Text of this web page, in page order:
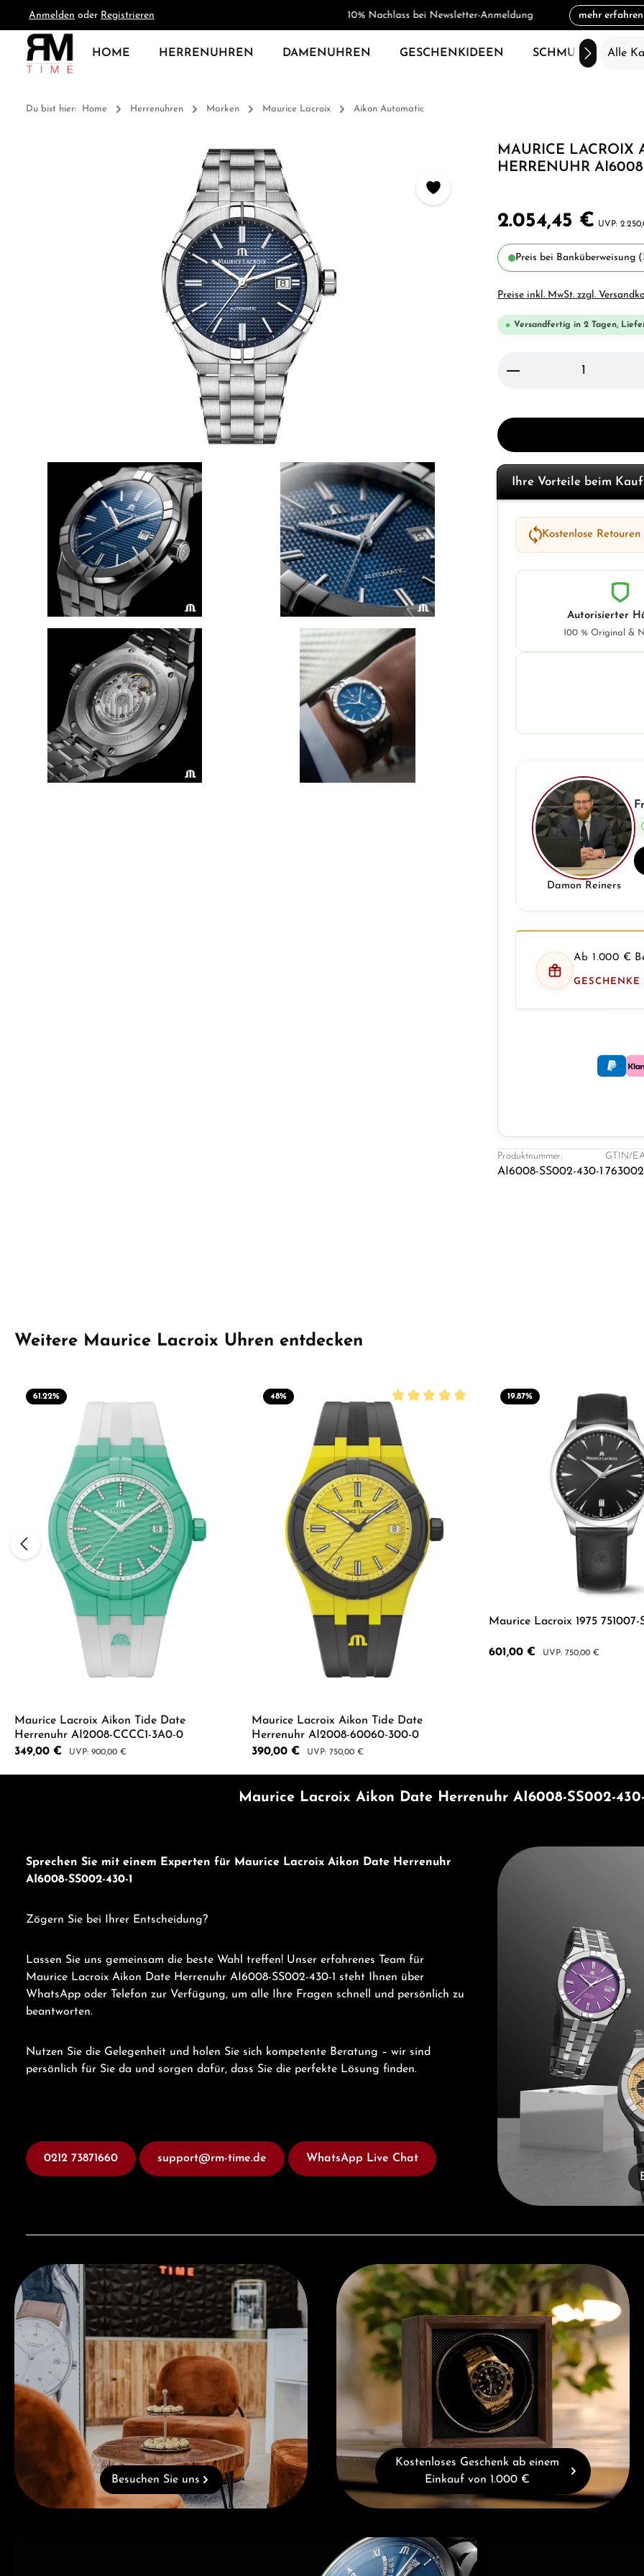
Zur Hauptnavigation springen
Anmelden oder Registrieren 10% Nachlass bei Newsletter-Anmeldung mehr erfahren
HOME HERRENUHREN DAMENUHREN GESCHENKIDEEN SCHMUCK Alle
Du bist hier: Home Herrenuhren Marken Maurice Lacroix Aikon Automatic
MAURICE LACROIX
HERRENUHR
2.054,45 €
Preis bei Banküberweisung
Preise inkl. MwSt. zzgl.
Versandfertig in 2 Tagen,
Produkt Anzahl:
Ihre Vorteile beim
Kostenlose
Autorisierter
100 % Original &
Damon Reiners
Ab 1.000 €
GESCHENKE
Produktnummer:
AI6008-SS002-430-1
GTIN/
Produktgalerie überspringen
Weitere Maurice Lacroix Uhren entdecken
61.22%
Maurice Lacroix Aikon Tide Date
Herrenuhr AI2008-CCCC1-3A0-0
Verkaufspreis:
349,00 € Regulärer Preis:
900,00 €
Produkt Anzahl: Gib den gewünschten Wert ein oder benutze die
48%
Durchschnittliche Bewertung von 5 von 5 Sternen
Maurice Lacroix Aikon Tide Date
Herrenuhr AI2008-60060-300-0
Verkaufspreis:
390,00 € Regulärer Preis:
750,00 €
Produkt Anzahl: Gib den gewünschten Wert ein
19.87%
Maurice Lacroix 1975 751007-
Verkaufspreis:
601,00 € Regulärer Preis:
750,00 €
Maurice Lacroix Aikon Date Herrenuhr AI6008-SS002-
Sprechen Sie mit einem Experten für Maurice Lacroix Aikon Date Herrenuhr
AI6008-SS002-430-1
Zögern Sie bei Ihrer Entscheidung?
Lassen Sie uns gemeinsam die beste Wahl treffen! Unser erfahrenes Team für
Maurice Lacroix Aikon Date Herrenuhr AI6008-SS002-430-1 steht Ihnen über
WhatsApp oder Telefon zur Verfügung, um alle Ihre Fragen schnell und persönlich zu
beantworten.
Nutzen Sie die Gelegenheit und holen Sie sich kompetente Beratung – wir sind
persönlich für Sie da und sorgen dafür, dass Sie die perfekte Lösung finden.
0212 73871660 support@rm-time.de WhatsApp Live Chat
Entdecken Sie Maurice
Besuchen Sie uns
Besuchen Sie uns
Kostenloses Geschenk ab einem Einkauf von 1.000 €
Kostenloses Geschenk ab einem
Einkauf von 1.000 €